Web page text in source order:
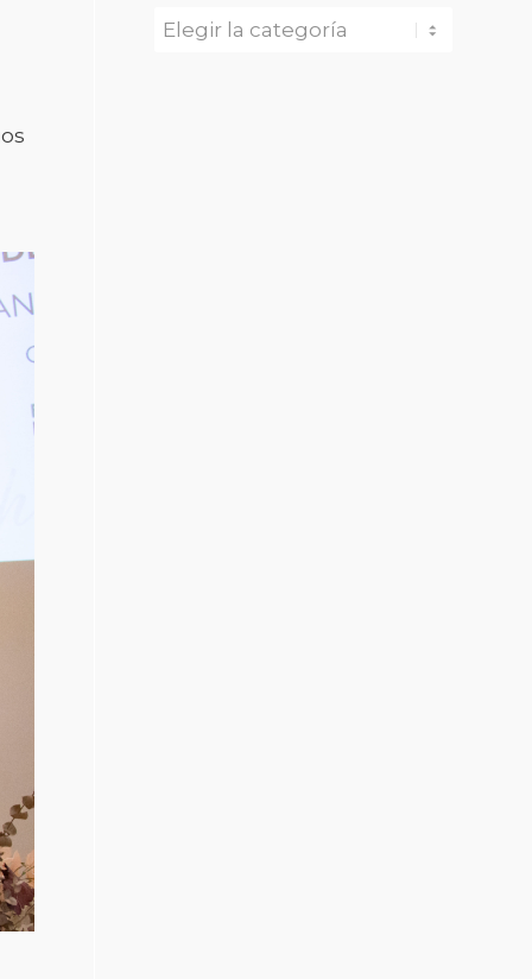
Categorías